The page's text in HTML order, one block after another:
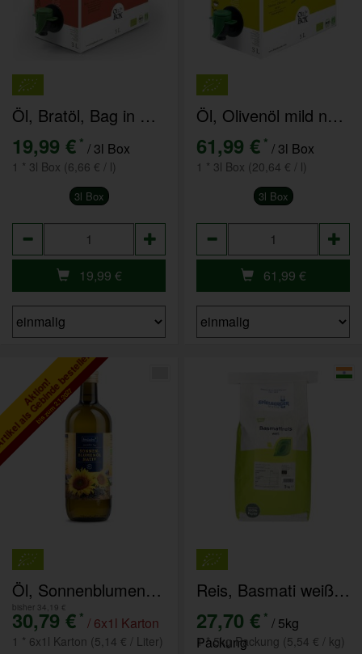
Öl, Bratöl, Bag in Box
19,99 € * / 3l Box
1 * 3l Box (6,66 € / l)
3l Box
19,99 €
Öl, Olivenöl mild nativ extra, Bag in Box
61,99 € * / 3l Box
1 * 3l Box (20,64 € / l)
3l Box
61,99 €
Aktion!
Gebinde bestellen
bis zum 2.1.2027
Öl, Sonnenblumenöl 6x1 Liter
bisher 34,19 €
30,79 € * / 6x1l Karton
1 * 6x1l Karton (5,14 € / Liter)
Reis, Basmati weiß 5kg
27,70 € * / 5kg
Packung
1 * 5kg Packung (5,54 € / kg)